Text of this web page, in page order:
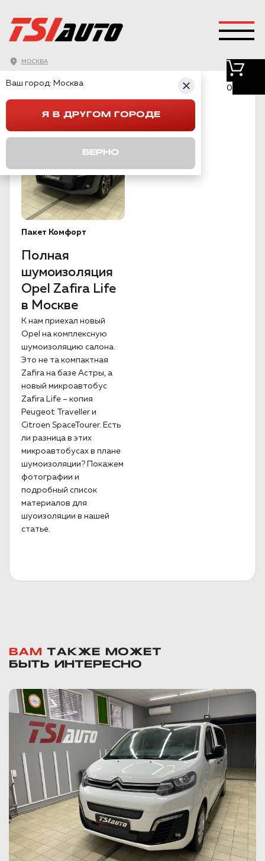
МОСКВА
0
Пакет Комфорт
Полная
шумоизоляция
Opel Zafira Life
в Москве
К нам приехал новый
Opel на комплексную
шумоизоляцию салона.
Это не та компактная
Zafira на базе Астры, а
новый микроавтобус
Zafira Life – копия
Peugeot Traveller и
Citroen SpaceTourer. Есть
ли разница в этих
микроавтобусах в плане
шумоизоляции? Покажем
фотографии и
подробный список
материалов для
шуоизоляции в нашей
статье.
ВАМ
ТАКЖЕ МОЖЕТ
БЫТЬ ИНТЕРЕСНО
Ваш город: Москва
Я В ДРУГОМ ГОРОДЕ
ВЕРНО